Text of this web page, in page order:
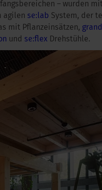
– wurden
agilen se:lab System, der
mit Pflanzeinsätzen,
und se:flex Drehstühle.